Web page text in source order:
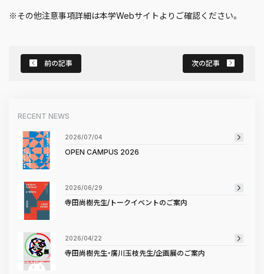
※その他注意事項詳細は本学Webサイトよりご確認ください。
次の記事
前の記事
RECENT NEWS
2026/07/04
OPEN CAMPUS 2026
2026/06/29
寺田尚樹先生/トークイベントのご案内
2026/04/22
寺田尚樹先生・廣川玉枝先生/企画展のご案内